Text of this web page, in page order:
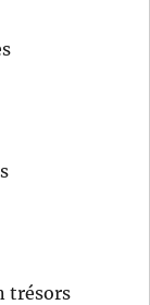
trésors